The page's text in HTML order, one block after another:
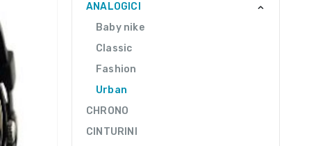
ANALOGICI
Baby nike
Classic
Fashion
Urban
CHRONO
CINTURINI